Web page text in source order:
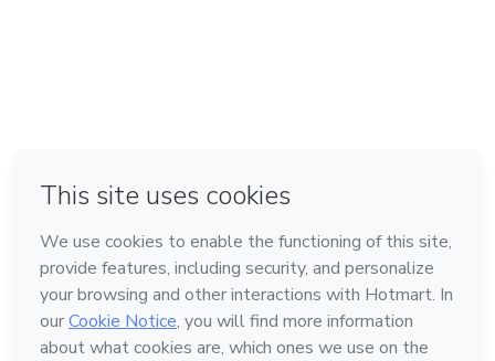
Feito com ❤ em Bogotá
Conheça a Hotmart